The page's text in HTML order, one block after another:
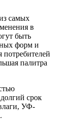
самых
в
быть
форм и
палитра
срок
УФ-